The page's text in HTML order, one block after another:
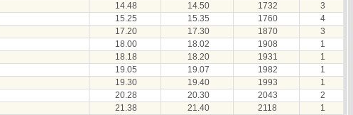
14.48 14.50 1732
3
15.25 15.35 1760
4
17.20 17.30 1870
3
18.00 18.02 1908
1
18.18 18.20 1931
1
19.05 19.07 1982
1
19.30 19.40 1993
1
20.28 20.30 2043
2
21.38 21.40 2118
1